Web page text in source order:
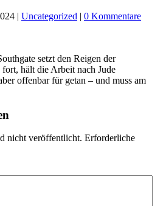
| Uncategorized | 0 Kommentare
setzt den Reigen der
hält die Arbeit nach Jude
offenbar für getan – und muss am
nicht veröffentlicht. Erforderliche